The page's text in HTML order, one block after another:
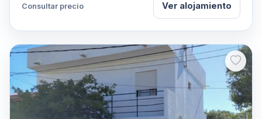
Consultar precio Ver alojamiento